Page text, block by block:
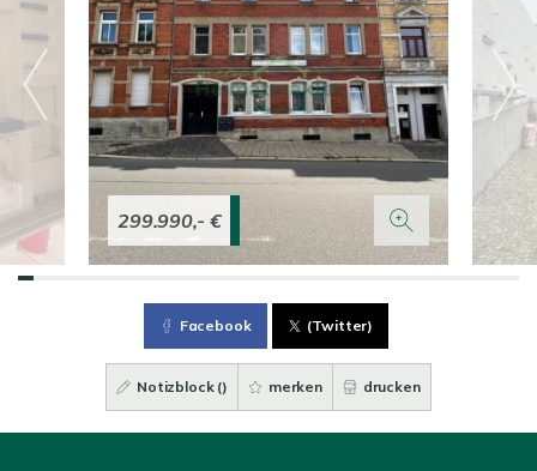
299.990,- €
Facebook (Twitter)
Notizblock () merken drucken